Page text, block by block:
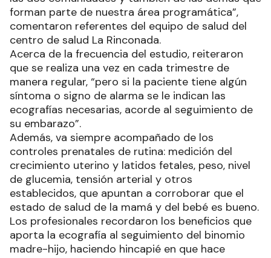
forman parte de nuestra área programática”,
comentaron referentes del equipo de salud del
centro de salud La Rinconada.
Acerca de la frecuencia del estudio, reiteraron
que se realiza una vez en cada trimestre de
manera regular, “pero si la paciente tiene algún
síntoma o signo de alarma se le indican las
ecografías necesarias, acorde al seguimiento de
su embarazo”.
Además, va siempre acompañado de los
controles prenatales de rutina: medición del
crecimiento uterino y latidos fetales, peso, nivel
de glucemia, tensión arterial y otros
establecidos, que apuntan a corroborar que el
estado de salud de la mamá y del bebé es bueno.
Los profesionales recordaron los beneficios que
aporta la ecografía al seguimiento del binomio
madre-hijo, haciendo hincapié en que hace